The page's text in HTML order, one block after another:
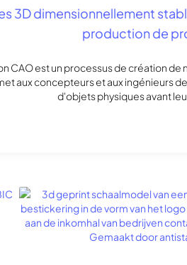
3D dimensionnellement
production de
CAO est un processus de création
aux concepteurs et aux ingénieurs
d'objets physiques avant